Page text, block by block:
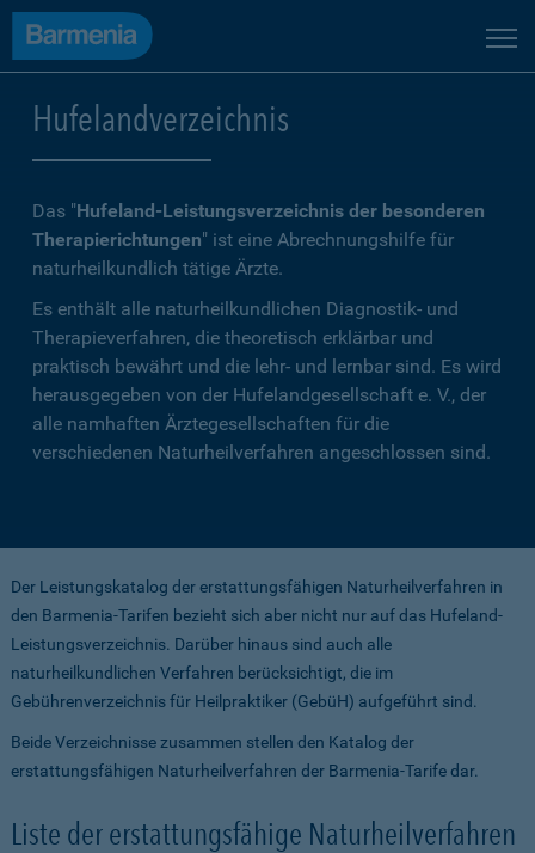
Hufelandverzeichnis
Das "Hufeland-Leistungsverzeichnis der besonderen
Therapierichtungen" ist eine Abrechnungshilfe für
naturheilkundlich tätige Ärzte.
Es enthält alle naturheilkundlichen Diagnostik- und
Therapieverfahren, die theoretisch erklärbar und
praktisch bewährt und die lehr- und lernbar sind. Es wird
herausgegeben von der Hufelandgesellschaft e. V., der
alle namhaften Ärztegesellschaften für die
verschiedenen Naturheilverfahren angeschlossen sind.
Der Leistungskatalog der erstattungsfähigen Naturheilverfahren in
den Barmenia-Tarifen bezieht sich aber nicht nur auf das Hufeland-
Leistungsver­zeichnis. Darüber hinaus sind auch alle
naturheilkundlichen Verfahren berücksichtigt, die im
Gebührenverzeichnis für Heilpraktiker (GebüH) aufgeführt sind.
Beide Verzeichnisse zusammen stellen den Katalog der
erstattungsfähigen Naturheilverfahren der Barmenia-Tarife dar.
Liste der erstattungsfähige Naturheilverfahren